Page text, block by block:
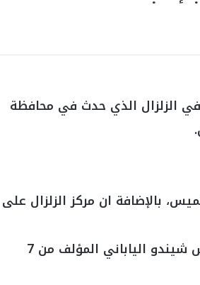
أمس الخميس، بالإضافة ان مركز الزلزال على
ووصلت أقصى قوة للهزات الأرضية 5 درجات على مقياس شيندو الياباني المؤلف من 7